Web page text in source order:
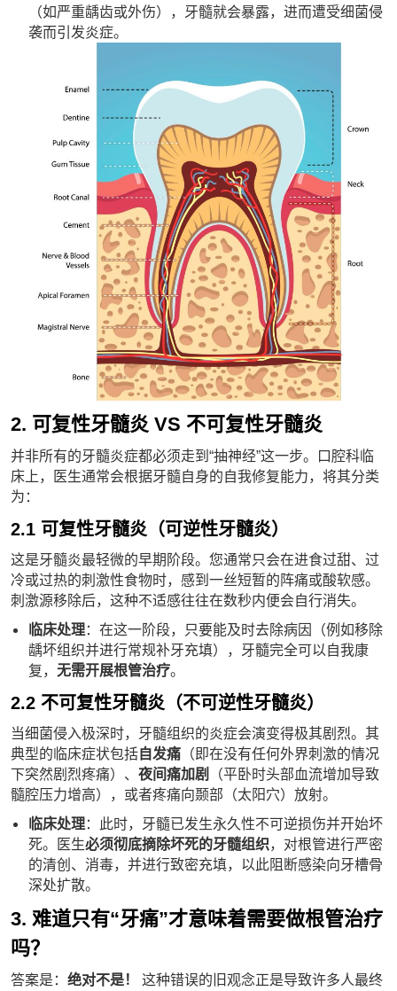
（如严重龋齿或外伤），牙髓就会暴露，进而遭受细菌侵
袭而引发炎症。
2. 可复性牙髓炎 VS 不可复性牙髓炎
并非所有的牙髓炎症都必须走到“抽神经”这一步。口腔科临
床上，医生通常会根据牙髓自身的自我修复能力，将其分类
为：
2.1 可复性牙髓炎（可逆性牙髓炎）
这是牙髓炎最轻微的早期阶段。您通常只会在进食过甜、过
冷或过热的刺激性食物时，感到一丝短暂的阵痛或酸软感。
刺激源移除后，这种不适感往往在数秒内便会自行消失。
临床处理：在这一阶段，只要能及时去除病因（例如移除
龋坏组织并进行常规补牙充填），牙髓完全可以自我康
复， 无需开展根管治疗。
2.2 不可复性牙髓炎（不可逆性牙髓炎）
当细菌侵入极深时，牙髓组织的炎症会演变得极其剧烈。其
典型的临床症状包括自发痛 （即在没有任何外界刺激的情况
下突然剧烈疼痛）、 夜间痛加剧
（平卧时头部血流增加导致
髓腔压力增高），或者疼痛向颞部（太阳穴）放射。
临床处理：此时，牙髓已发生永久性不可逆损伤并开始坏
死。医生必须彻底摘除坏死的牙髓组织，对根管进行严密
的清创、消毒，并进行致密充填，以此阻断感染向牙槽骨
深处扩散。
3. 难道只有“牙痛”才意味着需要做根管治疗
吗？
答案是： 绝对不是！
这种错误的旧观念正是导致许多人最终